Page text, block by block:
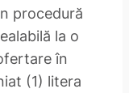
procedură
la o
în
(1) litera